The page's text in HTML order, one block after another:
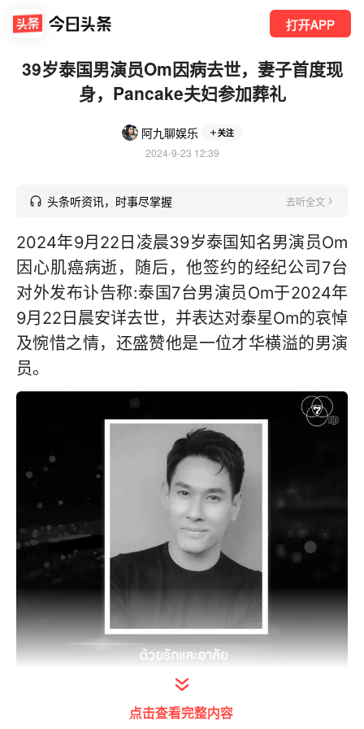
打开APP
39岁泰国男演员Om因病去世，妻子首度现
身，Pancake夫妇参加葬礼
阿九聊娱乐 关注
2024-9-23 12:39
头条听资讯，时事尽掌握 去听全文
2024年9月22日凌晨39岁泰国知名男演员Om
因心肌癌病逝，随后，他签约的经纪公司7台
对外发布讣告称:泰国7台男演员Om于2024年
9月22日晨安详去世，并表达对泰星Om的哀悼
及惋惜之情，还盛赞他是一位才华横溢的男演
员。
打开今日头条查看图片详情
点击查看完整内容